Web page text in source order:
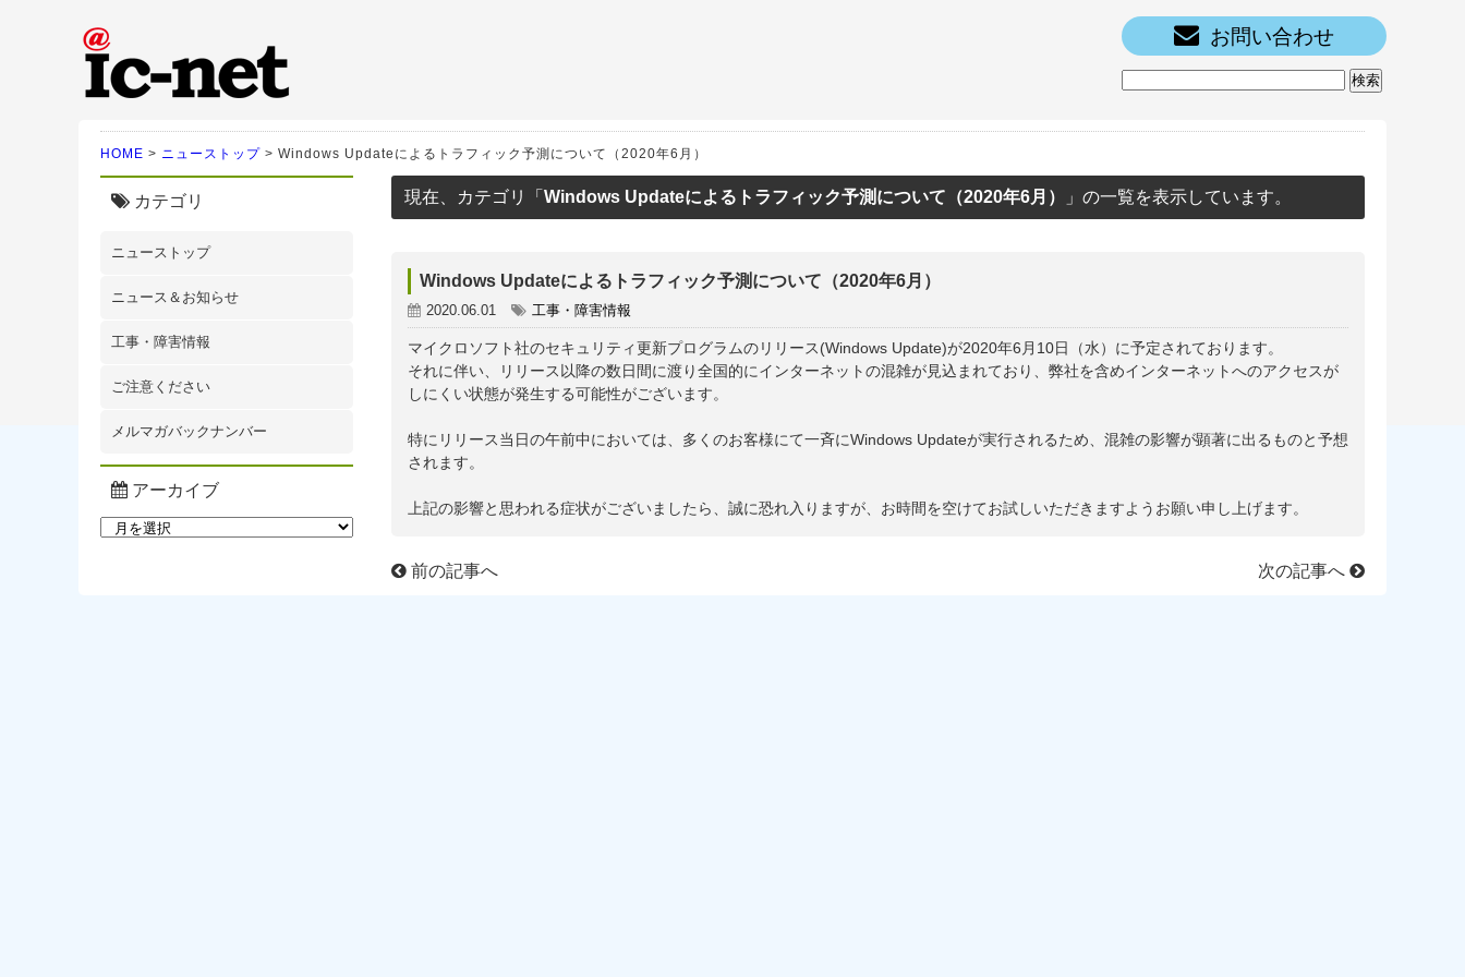
お問い合わせ
HOME > ニューストップ > Windows Updateによるトラフィック予測について（2020年6月）
カテゴリ
ニューストップ
ニュース＆お知らせ
工事・障害情報
ご注意ください
メルマガバックナンバー
アーカイブ
現在、カテゴリ「 Windows Updateによるトラフィック予測について（2020年6月） 」の一覧を表示しています。
Windows Updateによるトラフィック予測について（2020年6月）
2020.06.01 工事・障害情報
マイクロソフト社のセキュリティ更新プログラムのリリース(Windows Update)が2020年6月10日（水）に予定されております。
それに伴い、リリース以降の数日間に渡り全国的にインターネットの混雑が見込まれており、弊社を含めインターネットへのアクセスが
しにくい状態が発生する可能性がございます。
特にリリース当日の午前中においては、多くのお客様にて一斉にWindows Updateが実行されるため、混雑の影響が顕著に出るものと予想
されます。
上記の影響と思われる症状がございましたら、誠に恐れ入りますが、お時間を空けてお試しいただきますようお願い申し上げます。
前の記事へ 次の記事へ